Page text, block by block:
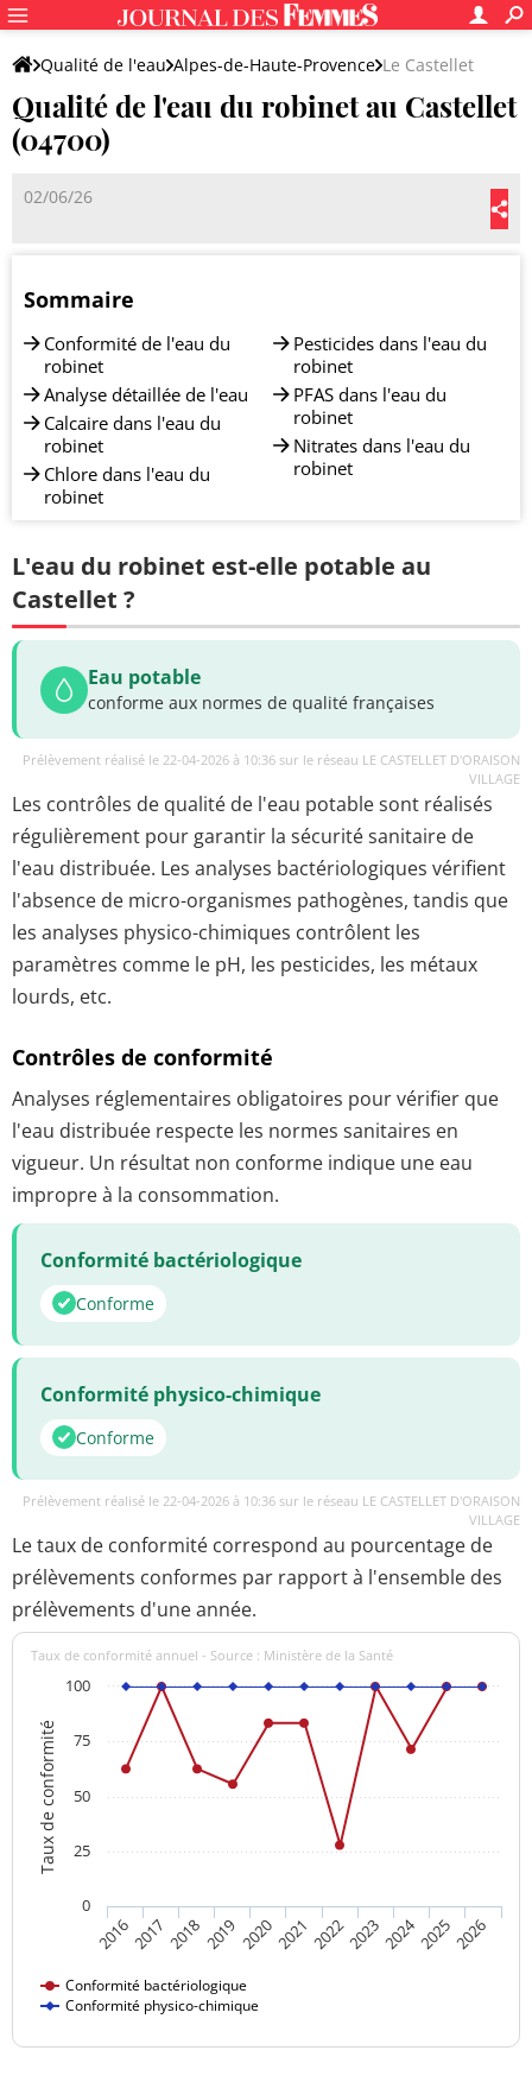
Qualité de l'eau Alpes-de-Haute-Provence Le Castellet
Qualité de l'eau du robinet au Castellet
(04700)
02/06/26
Sommaire
Conformité de l'eau du
robinet
Analyse détaillée de l'eau
Calcaire dans l'eau du
robinet
Chlore dans l'eau du
robinet
Pesticides dans l'eau du
robinet
PFAS dans l'eau du
robinet
Nitrates dans l'eau du
robinet
L'eau du robinet est-elle potable au
Castellet ?
Eau potable
conforme aux normes de qualité françaises
Prélèvement réalisé le 22-04-2026 à 10:36 sur le réseau LE CASTELLET D'ORAISON
VILLAGE
Les contrôles de qualité de l'eau potable sont réalisés
régulièrement pour garantir la sécurité sanitaire de
l'eau distribuée. Les analyses bactériologiques vérifient
l'absence de micro-organismes pathogènes, tandis que
les analyses physico-chimiques contrôlent les
paramètres comme le pH, les pesticides, les métaux
lourds, etc.
Contrôles de conformité
Analyses réglementaires obligatoires pour vérifier que
l'eau distribuée respecte les normes sanitaires en
vigueur. Un résultat non conforme indique une eau
impropre à la consommation.
Conformité bactériologique
Conforme
Conformité physico-chimique
Conforme
Prélèvement réalisé le 22-04-2026 à 10:36 sur le réseau LE CASTELLET D'ORAISON
VILLAGE
Le taux de conformité correspond au pourcentage de
prélèvements conformes par rapport à l'ensemble des
prélèvements d'une année.
Taux de conformité
Taux de conformité annuel - Source : Ministère de la Santé
Conformité bactériologique
Conformité physico-chimique
20162017 201820192020202120222023202420252026
0
25
50
75
100